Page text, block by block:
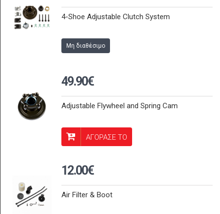
4-Shoe Adjustable Clutch System
Μη διαθέσιμο
49.90€
Adjustable Flywheel and Spring Cam
ΑΓΟΡΑΣΕ ΤΟ
12.00€
Air Filter & Boot